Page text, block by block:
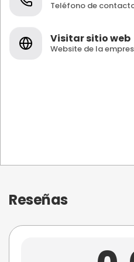
Teléfono de
Visitar sitio web
Website de la
Reseñas